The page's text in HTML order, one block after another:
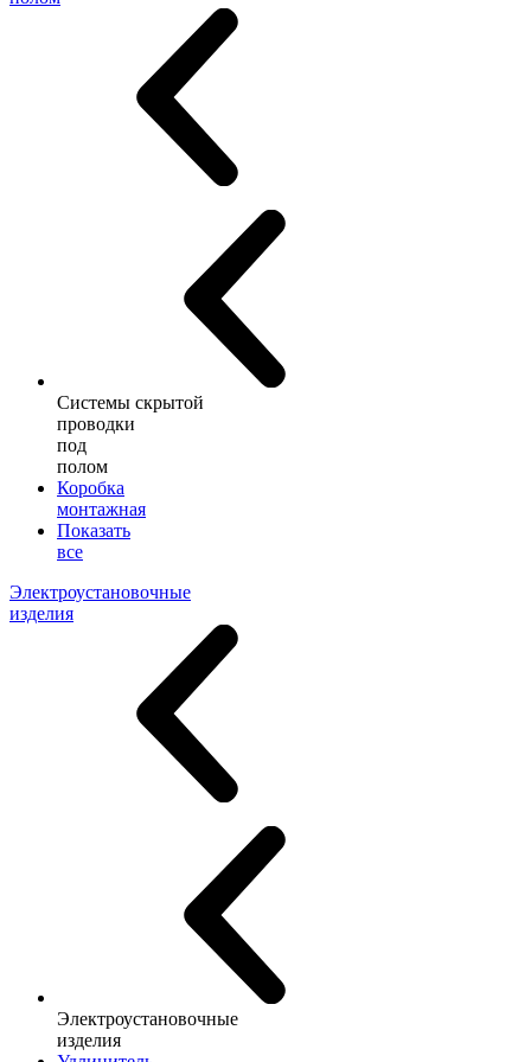
Системы скрытой
проводки
под
полом
Коробка
монтажная
Показать
все
Электроустановочные
изделия
Электроустановочные
изделия